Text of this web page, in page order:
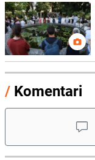
/ Komentari